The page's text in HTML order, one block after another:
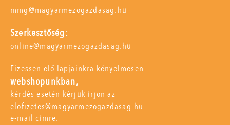
mmg@magyarmezogazdasag.hu
Szerkesztőség:
online@magyarmezogazdasag.hu
Fizessen elő lapjainkra kényelmesen
webshopunkban,
kérdés esetén kérjük írjon az
elofizetes@magyarmezogazdasag.hu
e-mail címre.